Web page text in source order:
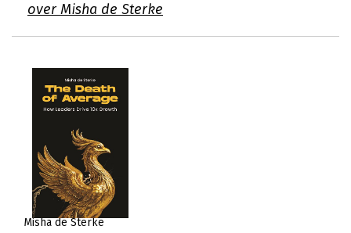
over Misha de Sterke
Misha de Sterke